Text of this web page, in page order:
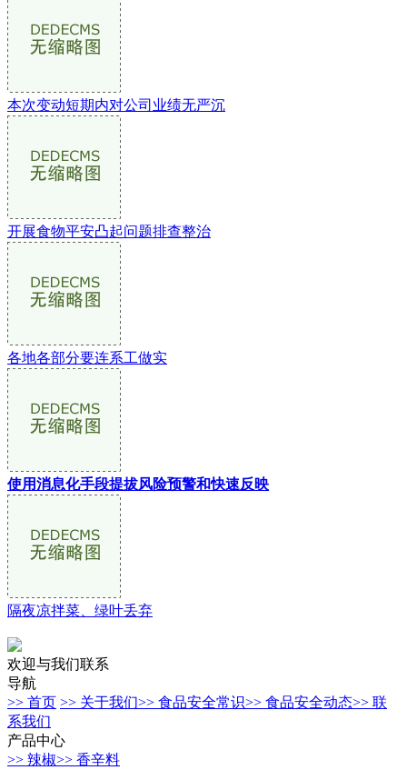
本次变动短期内对公司业绩无严沉
开展食物平安凸起问题排查整治
各地各部分要连系工做实
使用消息化手段提拔风险预警和快速反映
隔夜凉拌菜、绿叶丢弃
欢迎与我们联系
导航
>> 首页 >> 关于我们>> 食品安全常识>> 食品安全动态>> 联
系我们
产品中心
>> 辣椒>> 香辛料